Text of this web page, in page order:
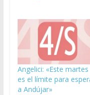
Angelici: «Este martes
es el límite para
a Andújar»